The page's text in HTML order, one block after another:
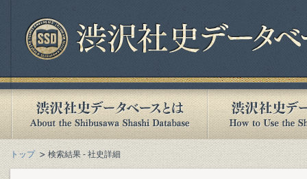
トップ 検索結果 - 社史詳細